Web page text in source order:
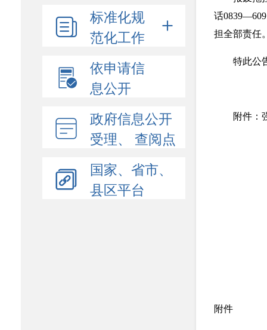
标准化规
范化工作
依申请信
息公开
政府信息公开
受理、 查阅点
国家、省市、
县区平台
话
担全部责任
特此公
附件：
附件